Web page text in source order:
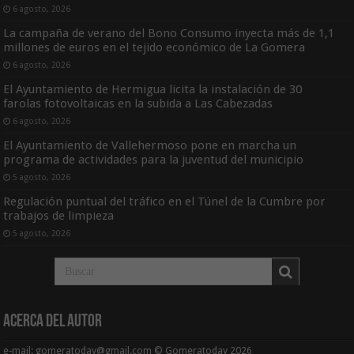
6 agosto, 2026
La campaña de verano del Bono Consumo inyecta más de 1,1
millones de euros en el tejido económico de La Gomera
6 agosto, 2026
El Ayuntamiento de Hermigua licita la instalación de 30
farolas fotovoltaicas en la subida a Las Cabezadas
6 agosto, 2026
El Ayuntamiento de Vallehermoso pone en marcha un
programa de actividades para la juventud del municipio
5 agosto, 2026
Regulación puntual del tráfico en el Túnel de la Cumbre por
trabajos de limpieza
5 agosto, 2026
Acerca del Autor
e-mail: gomeratoday@gmail.com © Gomeratoday 2026